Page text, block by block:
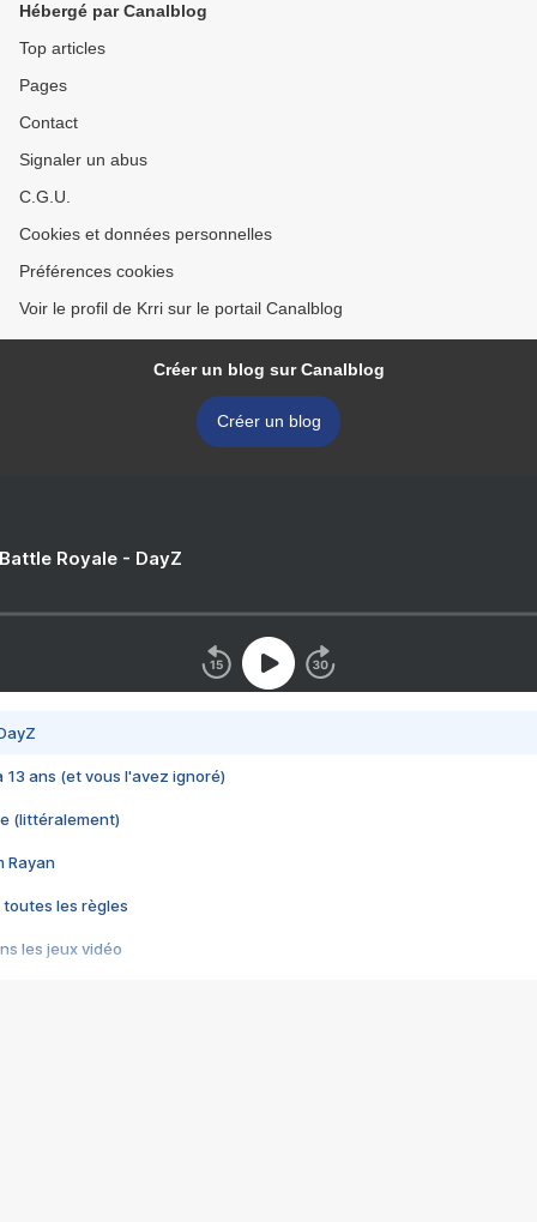
Hébergé par Canalblog
Top articles
Pages
Contact
Signaler un abus
C.G.U.
Cookies et données personnelles
Préférences cookies
Voir le profil de Krri sur le portail Canalblog
Créer un blog sur Canalblog
Créer un blog
Royale - DayZ
13 ans (et vous l'avez ignoré)
(littéralement)
Rayan
toutes les règles
les jeux vidéo